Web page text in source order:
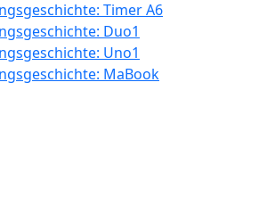
Timer A6
Duo1
Uno1
MaBook